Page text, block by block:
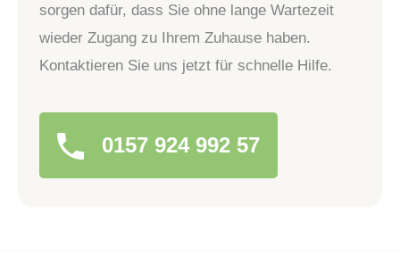
sorgen dafür, dass Sie ohne lange Wartezeit
wieder Zugang zu Ihrem Zuhause haben.
Kontaktieren Sie uns jetzt für schnelle Hilfe.
0157 924 992 57